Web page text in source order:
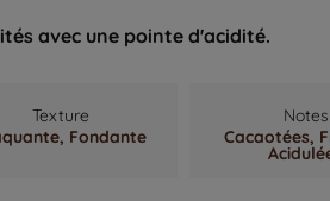
avec une pointe d'acidité.
Texture
Fondante
Notes
Cacaotées,